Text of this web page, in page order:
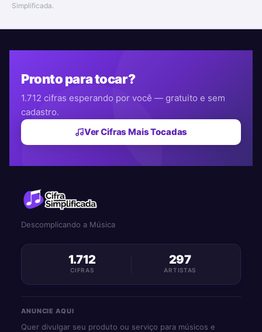
Simplificada.
Pronto para tocar?
1.712 cifras esperando por você — gratuito e sem
cadastro.
Ver Cifras Mais Tocadas
Descomplicando a Música
1.712
CIFRAS
297
ARTISTAS
ANUNCIE AQUI
Quer divulgar seu produto ou serviço para músicos e